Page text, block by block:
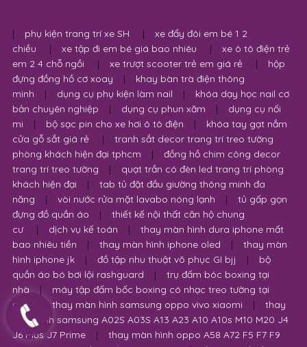
| phụ kiện trang trí xe SH |
xe đẩy đôi em bé 1 2
chiều
| xe tập đi em bé giá bao nhiêu |
xe ô tô điện trẻ
em 2 4 chỗ ngồi
| xe trượt scooter trẻ em giá rẻ |
hộp
đựng đồng hồ cơ xoay
|
khay bàn trà điện thông
minh
| dụng cụ phụ kiện làm nail |
khóa dạy học nail cơ
bản chuyên nghiệp
| dụng cụ phun xăm |
dụng cụ nối
mi
| bộ sạc pin cho xe hơi ô tô điện |
khóa tay gạt nắm
cửa gỗ sắt giá rẻ
|
tranh sắt decor trang trí treo tường
phòng khách hiện đại tphcm
|
đồng hồ chim công decor
trang trí treo tường
|
quạt trần có đèn led trang trí phòng
khách hiện đại
|
tab tủ đặt đầu giường thông minh đa
năng
| vòi nước rửa mặt lavabo nóng lạnh |
tủ gấp gọn
đựng đồ quần áo
|
thiết kế nội thất căn hộ chung
cư
| dịch vụ kế toán |
thay màn hình dura iphone mất
bao nhiêu tiền
| thay màn hình iphone oled |
thay màn
hình iphone jk
| đồ tập nhu thuật võ phục GI bjj |
bộ
quần áo bó bơi lội rashguard
|
trụ đấm bóc boxing tại
nhà
|
máy tập đấm bốc boxing có nhạc treo tường tại
nhà
thay màn hình samsung oppo vivo xiaomi |
thay
màn hình samsung A02S A03S A13 A23 A10 A10s M10 M20 J4
J6 Plus J7 Prime
|
thay màn hình oppo A58 A72 F5 F7 F9